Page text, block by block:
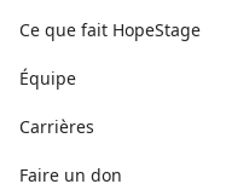
Ce que fait HopeStage
Équipe
Carrières
Faire un don